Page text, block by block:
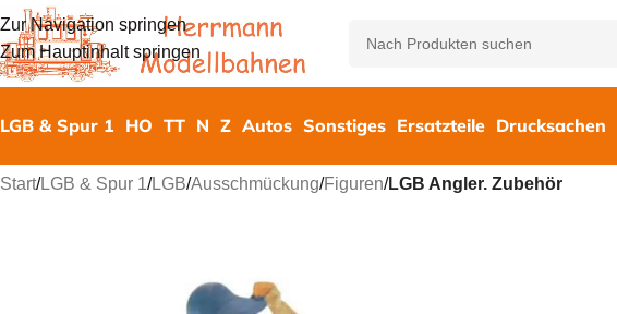
Zur Navigation springen
Zum Hauptinhalt springen
LGB & Spur 1 HO TT N Z Autos Sonstiges Ersatzteile Drucksachen
Start/LGB & Spur 1/LGB/Ausschmückung/Figuren/LGB Angler. Zubehör